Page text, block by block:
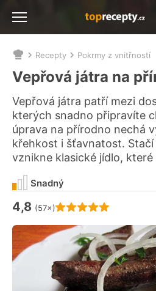
Nacházíte
se
zde:
Recepty Pokrmy z vnitřností
Vepřová játra na
Vepřová játra patří mezi
kterých snadno připravíte
úprava na přírodno nechá
křehkost i šťavnatost.
vznikne klasické jídlo,
Hodnocení receptu je
4,8 (57×)
Snadný